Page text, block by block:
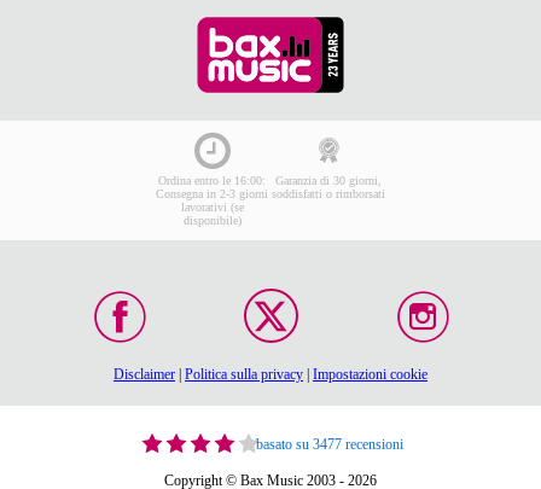
Ordina entro le 16:00:
Consegna in 2-3 giorni
lavorativi (se
disponibile)
Garanzia di 30 giorni,
soddisfatti o rimborsati
Disclaimer Politica sulla privacy Impostazioni cookie
basato su 3477 recensioni
Copyright © Bax Music 2003 - 2026